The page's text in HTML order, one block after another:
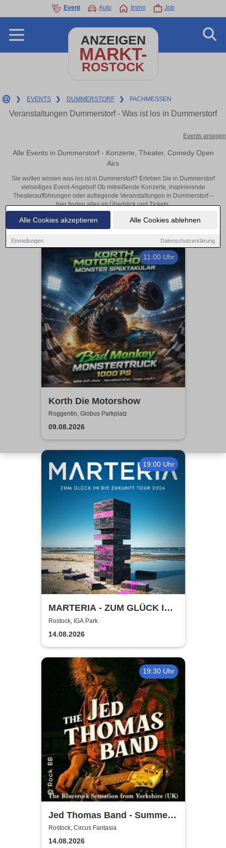
Alle Cookies akzeptieren Alle Cookies ablehnen
Einstellungen Datenschutzerklärung
Event Auto Immo Job
ANZEIGEN
MARKT-
ROSTOCK
❯ EVENTS ❯ DUMMERSTORF ❯ FACHMESSEN
Veranstaltungen Dummerstorf - Was ist los in Dummerstorf
Events anlegen
Alle Events in Dummerstorf - Konzerte, Theater, Comedy Open
Airs
Sie wollen wissen was los ist in Dummerstorf? Erleben Sie in Dummerstorf
vielseitiges Event-Angebot! Ob mitreißende Konzerte, inspirierende
Theateraufführungen oder aufregende Veranstaltungen in Dummerstorf –
hier finden alles im Überblick und Tickets.
11:00 Uhr
Korth Die Motorshow
Roggentin, Globus Parkplatz
09.08.2026
19:00 Uhr
MARTERIA - ZUM GLÜCK IN
DIE ZUKUNFT TOUR 2026
Rostock, IGA Park
14.08.2026
19:30 Uhr
Jed Thomas Band - Summer
Tour 2026
Rostock, Circus Fantasia
14.08.2026